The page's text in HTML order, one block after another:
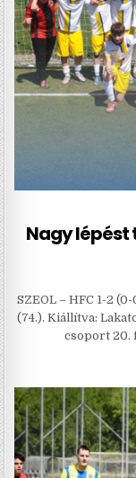
Nagy lépést
SZEOL – HFC 1-2
(74.). Kiállítva:
csoport 20.